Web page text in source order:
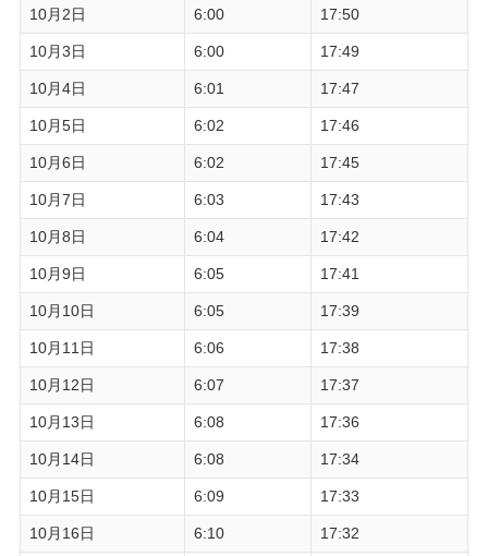
10月2日 6:00 17:50
10月3日 6:00 17:49
10月4日 6:01 17:47
10月5日 6:02 17:46
10月6日 6:02 17:45
10月7日 6:03 17:43
10月8日 6:04 17:42
10月9日 6:05 17:41
10月10日 6:05 17:39
10月11日 6:06 17:38
10月12日 6:07 17:37
10月13日 6:08 17:36
10月14日 6:08 17:34
10月15日 6:09 17:33
10月16日 6:10 17:32